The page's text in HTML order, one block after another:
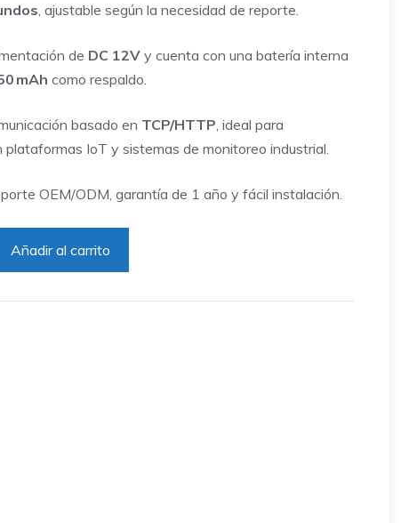
, ajustable según la necesidad de reporte.
de DC 12Vy cuenta con una batería interna
mAh como respaldo.
basado en TCP/HTTP, ideal para
plataformas IoT y sistemas de monitoreo industrial.
OEM/ODM, garantía de 1 año y fácil instalación.
Añadir al carrito